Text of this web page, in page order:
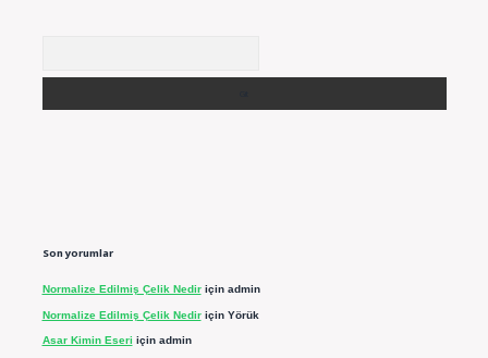
Son yorumlar
Normalize Edilmiş Çelik Nediriçin admin
Normalize Edilmiş Çelik Nediriçin Yörük
Asar Kimin Eseri için admin